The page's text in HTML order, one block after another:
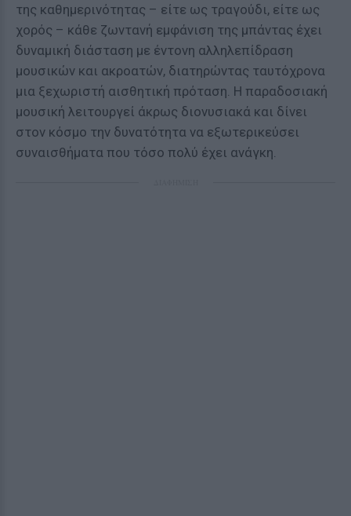
της καθημερινότητας – είτε ως τραγούδι, είτε ως
χορός – κάθε ζωντανή εμφάνιση της μπάντας έχει
δυναμική διάσταση με έντονη αλληλεπίδραση
μουσικών και ακροατών, διατηρώντας ταυτόχρονα
μια ξεχωριστή αισθητική πρόταση. Η παραδοσιακή
μουσική λειτουργεί άκρως διονυσιακά και δίνει
στον κόσμο την δυνατότητα να εξωτερικεύσει
συναισθήματα που τόσο πολύ έχει ανάγκη.